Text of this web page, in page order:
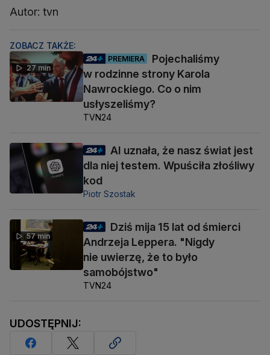
Autor: tvn
ZOBACZ TAKŻE:
27 min
PREMIERA
Pojechaliśmy
w rodzinne strony Karola
Nawrockiego. Co o nim
usłyszeliśmy?
TVN24
AI uznała, że nasz świat jest
dla niej testem. Wpuściła złośliwy
kod
Piotr Szostak
57 min
Dziś mija 15 lat od śmierci
Andrzeja Leppera. "Nigdy
nie uwierzę, że to było
samobójstwo"
TVN24
UDOSTĘPNIJ: